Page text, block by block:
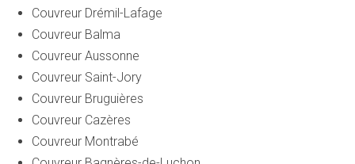
Couvreur Drémil-Lafage
Couvreur Balma
Couvreur Aussonne
Couvreur Saint-Jory
Couvreur Bruguières
Couvreur Cazères
Couvreur Montrabé